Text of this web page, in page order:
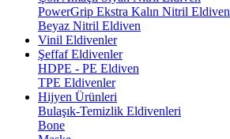
PowerGrip Ekstra Kalın Nitril Eldiven
Beyaz Nitril Eldiven
Vinil Eldivenler
Şeffaf Eldivenler
HDPE - PE Eldiven
TPE Eldivenler
Hijyen Ürünleri
Bulaşık-Temizlik Eldivenleri
Bone